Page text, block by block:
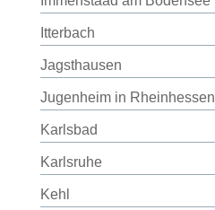
Itterbach
Jagsthausen
Jugenheim in Rheinhessen
Karlsbad
Karlsruhe
Kehl